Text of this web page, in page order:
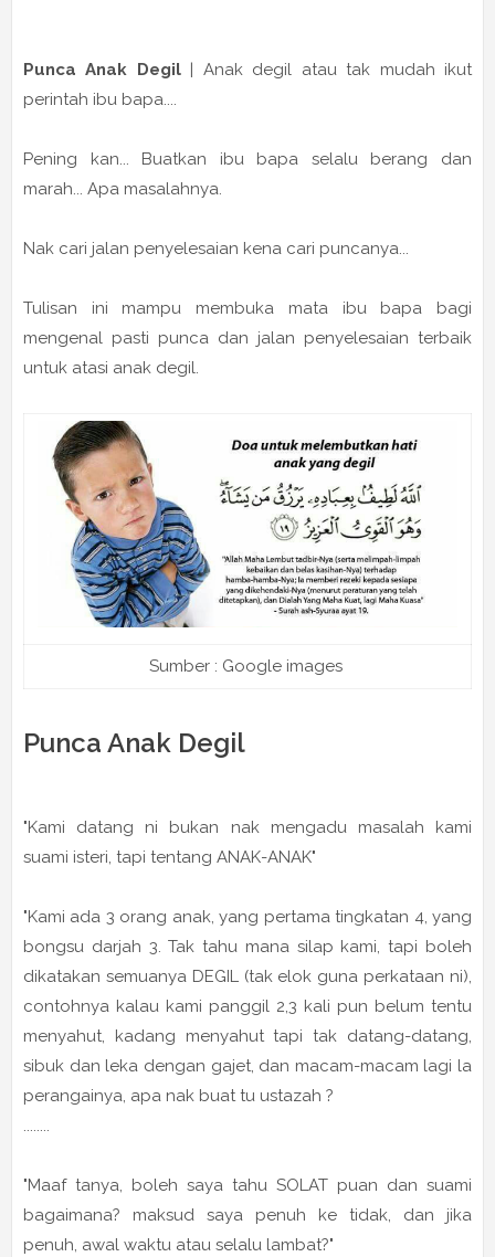
Punca Anak Degil| Anak degil atau tak mudah ikut
perintah ibu bapa....
Pening kan... Buatkan ibu bapa selalu berang dan
marah... Apa masalahnya.
Nak cari jalan penyelesaian kena cari puncanya...
Tulisan ini mampu membuka mata ibu bapa bagi
mengenal pasti punca dan jalan penyelesaian terbaik
untuk atasi anak degil.
Sumber : Google images
Punca Anak Degil
"Kami datang ni bukan nak mengadu masalah kami
suami isteri, tapi tentang ANAK-ANAK"
"Kami ada 3 orang anak, yang pertama tingkatan 4, yang
bongsu darjah 3. Tak tahu mana silap kami, tapi boleh
dikatakan semuanya DEGIL (tak elok guna perkataan ni),
contohnya kalau kami panggil 2,3 kali pun belum tentu
menyahut, kadang menyahut tapi tak datang-datang,
sibuk dan leka dengan gajet, dan macam-macam lagi la
perangainya, apa nak buat tu ustazah ?
........
"Maaf tanya, boleh saya tahu SOLAT puan dan suami
bagaimana? maksud saya penuh ke tidak, dan jika
penuh, awal waktu atau selalu lambat?"